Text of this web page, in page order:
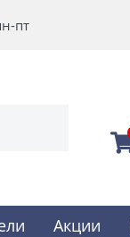
пт
Акции